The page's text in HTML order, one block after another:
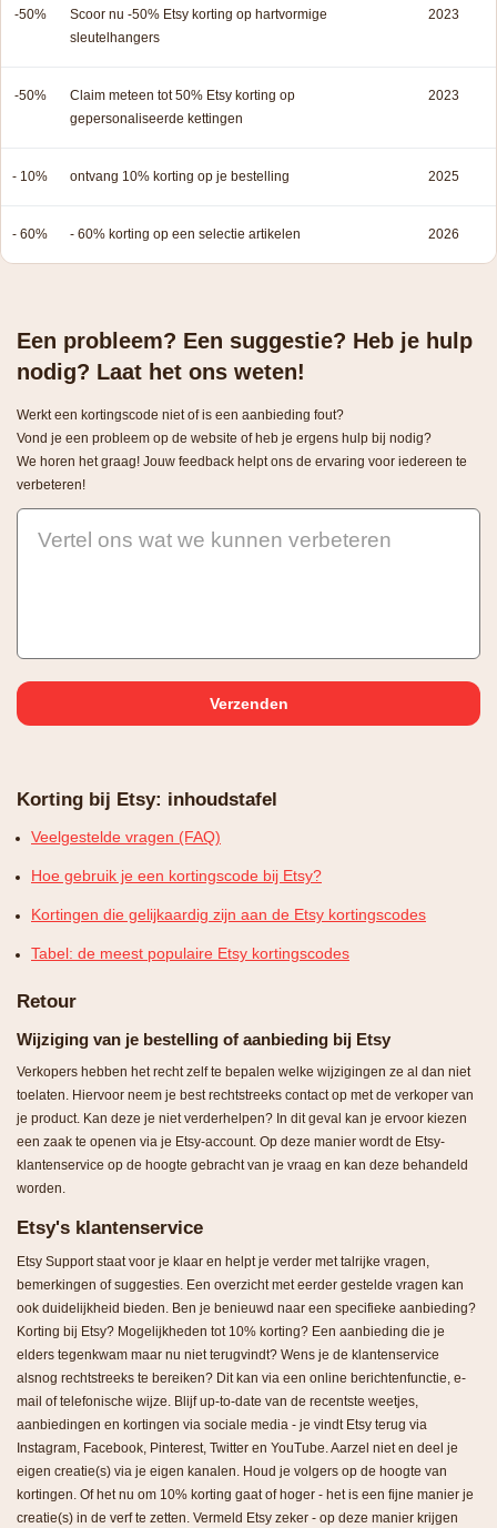
-50%
Scoor nu -50% Etsy korting op hartvormige
sleutelhangers
2023
-50%
Claim meteen tot 50% Etsy korting op
gepersonaliseerde kettingen
2023
- 10% ontvang 10% korting op je bestelling 2025
- 60% - 60% korting op een selectie artikelen 2026
Een probleem? Een suggestie? Heb je hulp
nodig? Laat het ons weten!
Werkt een kortingscode niet of is een aanbieding fout?
Vond je een probleem op de website of heb je ergens hulp bij nodig?
We horen het graag! Jouw feedback helpt ons de ervaring voor iedereen te
verbeteren!
Vertel ons wat we kunnen verbeteren
Korting bij Etsy: inhoudstafel
Veelgestelde vragen (FAQ)
Hoe gebruik je een kortingscode bij Etsy?
Kortingen die gelijkaardig zijn aan de Etsy kortingscodes
Tabel: de meest populaire Etsy kortingscodes
Retour
Wijziging van je bestelling of aanbieding bij Etsy
Verkopers hebben het recht zelf te bepalen welke wijzigingen ze al dan niet
toelaten. Hiervoor neem je best rechtstreeks contact op met de verkoper van
je product. Kan deze je niet verderhelpen? In dit geval kan je ervoor kiezen
een zaak te openen via je Etsy-account. Op deze manier wordt de Etsy-
klantenservice op de hoogte gebracht van je vraag en kan deze behandeld
worden.
Etsy's klantenservice
Etsy Supportstaat voor je klaar en helpt je verder met talrijke vragen,
bemerkingen of suggesties. Een overzicht met eerder gestelde vragen kan
ook duidelijkheid bieden. Ben je benieuwd naar een specifieke aanbieding?
Korting bij Etsy? Mogelijkheden tot 10% korting? Een aanbieding die je
elders tegenkwam maar nu niet terugvindt? Wens je de klantenservice
alsnog rechtstreeks te bereiken? Dit kan via een online berichtenfunctie, e-
mail of telefonische wijze. Blijf up-to-date van de recentste weetjes,
aanbiedingen en kortingen via sociale media - je vindt Etsy terug via
Instagram, Facebook, Pinterest, Twitter en YouTube. Aarzel niet en deel je
eigen creatie(s) via je eigen kanalen. Houd je volgers op de hoogte van
kortingen. Of het nu om 10% korting gaat of hoger - het is een fijne manier je
creatie(s) in de verf te zetten. Vermeld Etsy zeker - op deze manier krijgen